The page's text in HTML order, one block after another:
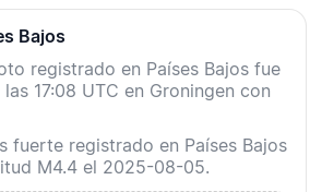
Bajos
registrado en Países Bajos fue
17:08 UTC en Groningen con
fuerte registrado en Países Bajos
M4.4 el 2025-08-05.